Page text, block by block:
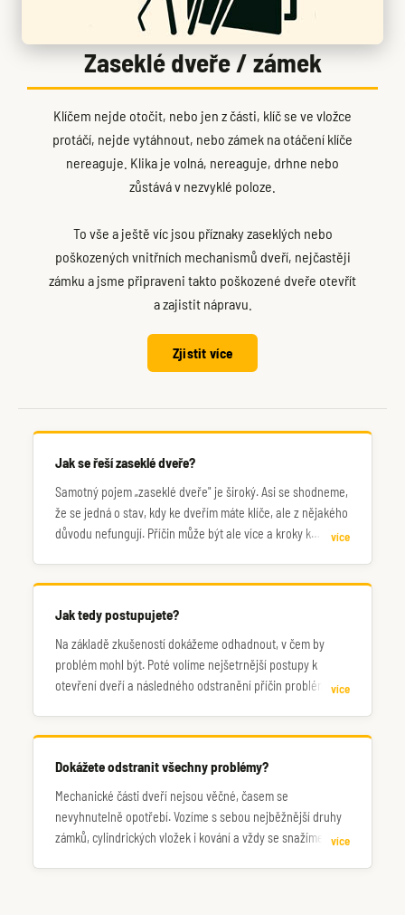
Zaseklé dveře / zámek
Klíčem nejde otočit, nebo jen z části, klíč se ve vložce
protáčí, nejde vytáhnout, nebo zámek na otáčení klíče
nereaguje. Klika je volná, nereaguje, drhne nebo
zůstává v nezvyklé poloze.
To vše a ještě víc jsou příznaky zaseklých nebo
poškozených vnitřních mechanismů dveří, nejčastěji
zámku a jsme připraveni takto poškozené dveře otevřít
a zajistit nápravu.
Zjistit více
Jak se řeší zaseklé dveře?
Samotný pojem „zaseklé dveře" je široký. Asi se shodneme,
že se jedná o stav, kdy ke dveřím máte klíče, ale z nějakého
důvodu nefungují. Příčin může být ale více a kroky k
více
Jak tedy postupujete?
Na základě zkušeností dokážeme odhadnout, v čem by
problém mohl být. Poté volíme nejšetrnější postupy k
otevření dveří a následného odstranění příčin problému.více
Dokážete odstranit všechny problémy?
Mechanické části dveří nejsou věčné, časem se
nevyhnutelně opotřebí. Vozíme s sebou nejběžnější druhy
zámků, cylindrických vložek i kování a vždy se snažíme ovíce